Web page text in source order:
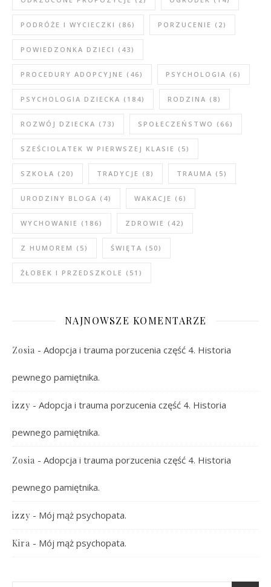
PODRÓŻE I WYCIECZKI (86) PORZUCENIE (2)
POWIEDZONKA DZIECI (43)
PROCEDURY ADOPCYJNE (46) PSYCHOLOGIA (6)
PSYCHOLOGIA DZIECKA (184) RODZINA (8)
ROZWÓJ DZIECKA (73) SPOŁECZEŃSTWO (66)
SZEŚCIOLATEK W PIERWSZEJ KLASIE (5)
SZKOŁA (20) TRADYCJE (8) TRAUMA (5)
URODZINY BLOGA (4) WAKACJE (6)
WYCHOWANIE (186) ZDROWIE (42)
Z HUMOREM (5) ŚWIĘTA (50)
ŻŁOBEK I PRZEDSZKOLE (51)
NAJNOWSZE KOMENTARZE
Zosia - Adopcja i trauma porzucenia część 4. Historia
pewnego pamiętnika.
izzy - Adopcja i trauma porzucenia część 4. Historia
pewnego pamiętnika.
Zosia - Adopcja i trauma porzucenia część 4. Historia
pewnego pamiętnika.
izzy - Mój mąż psychopata.
Kira - Mój mąż psychopata.